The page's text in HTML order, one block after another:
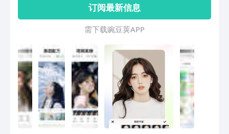
动漫，穿越动漫世界，AI帮你丝滑变身动
漫主角。【AI简笔画】随意涂鸦即可生成
AI画作，让你秒变大艺术家。【百变AI头
像】一键生成100张不同风格AI头像，轻
松实现头像自由。===美图配方 一键出片
===【美图配方】潮流炫酷的修图、视频
配方每天更新，轻轻松松一键出图。快用
美图秀秀Get潮流有趣的图片视频玩法！
分享美图配方到社区，你就是下一个修图
剪片大神。===视频美化 小白也能剪高清
大片 ===【视频剪辑】 拯救剪辑小白，
订阅最新信息
需 下 载 豌 豆 荚 A P P